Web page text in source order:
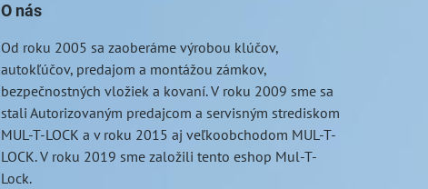
O nás
Od roku 2005 sa zaoberáme výrobou klúčov,
autokľúčov, predajom a montážou zámkov,
bezpečnostných vložiek a kovaní. V roku 2009 sme sa
stali Autorizovaným predajcom a servisným strediskom
MUL-T-LOCK a v roku 2015 aj veľkoobchodom MUL-T-
LOCK. V roku 2019 sme založili tento eshop Mul-T-
Lock.